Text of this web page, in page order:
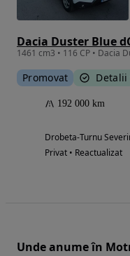
Dacia Duster Blue
Promovat
192 000 km
Drobeta-Turnu
Privat • Reactualizat
Unde anume în